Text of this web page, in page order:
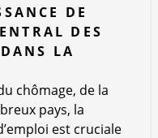
DE
DES
LA
chômage, de la
pays, la
est cruciale